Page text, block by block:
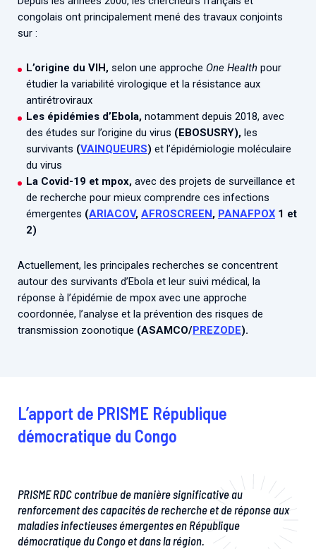
congolais ont principalement mené des travaux conjoints
sur :
L’origine du VIH, selon une approche One Health pour
étudier la variabilité virologique et la résistance aux
antirétroviraux
Les épidémies d’Ebola, notamment depuis 2018, avec
des études sur l’origine du virus (EBOSUSRY), les
survivants (VAINQUEURS) et l’épidémiologie moléculaire
du virus
La Covid-19 et mpox, avec des projets de surveillance et
de recherche pour mieux comprendre ces infections
émergentes (ARIACOV, AFROSCREEN , PANAFPOX1 et
2)
Actuellement, les principales recherches se concentrent
autour des survivants d’Ebola et leur suivi médical, la
réponse à l’épidémie de mpox avec une approche
coordonnée, l’analyse et la prévention des risques de
transmission zoonotique (ASAMCO/PREZODE).
L’apport de PRISME République
démocratique du Congo
PRISME RDC contribue de manière significative au
renforcement des capacités de recherche et de réponse aux
maladies infectieuses émergentes en République
démocratique du Congo et dans la région.